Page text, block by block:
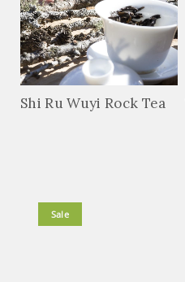
Shi Ru Wuyi Rock Tea
Sale